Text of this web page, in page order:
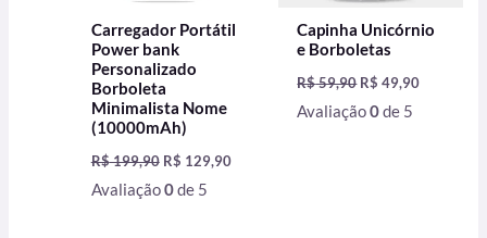
Carregador Portátil
Power bank
Personalizado
Borboleta
Minimalista Nome
(10000mAh)
R$199,90 R$ 129,90
Avaliação0de 5
Capinha Unicórnio
e Borboletas
R$59,90 R$ 49,90
Avaliação0de 5